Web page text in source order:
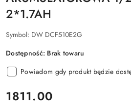
2*1.7AH
Symbol: DW DCF510E2G
Dostępność: Brak towaru
Powiadom gdy produkt będzie
cena:
1811.00